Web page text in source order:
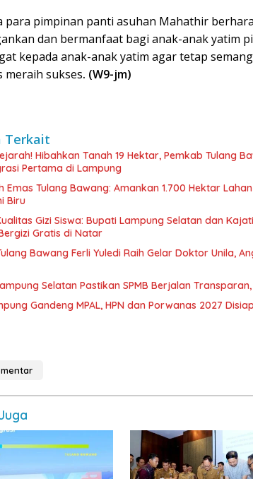
para pimpinan panti asuhan Mahathir
dan bermanfaat bagi anak-anak yatim
kepada anak-anak yatim agar tetap
meraih sukses. (W9-jm)
Terkait
Hibahkan Tanah 19 Hektar, Pemkab Tulang
Pertama di Lampung
Emas Tulang Bawang: Amankan 1.700 Hektar
Biru
Gizi Siswa: Bupati Lampung Selatan dan
Gratis di Natar
Bawang Ferli Yuledi Raih Gelar Doktor Unila,
Selatan Pastikan SPMB Berjalan
Gandeng MPAL, HPN dan Porwanas 2027